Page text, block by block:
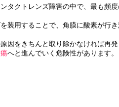
タクトレンズ障害の中で、最も頻
装用することで、角膜に酸素が行き
因をきちんと取り除かなければ再
へと進んでいく危険性があります。